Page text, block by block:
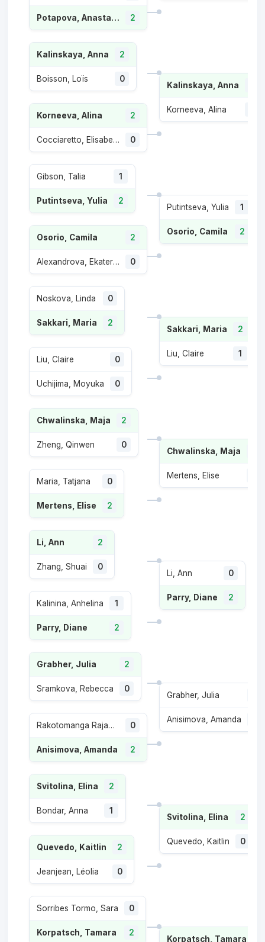
Potapova, Anastasia 2
Kalinskaya, Anna 2
Boisson, Loïs 0
Korneeva, Alina 2
Cocciaretto, Elisabetta 0
Gibson, Talia 1
Putintseva, Yulia 2
Osorio, Camila 2
Alexandrova, Ekaterina 0
Noskova, Linda 0
Sakkari, Maria 2
Liu, Claire 0
Uchijima, Moyuka 0
Chwalinska, Maja 2
Zheng, Qinwen 0
Maria, Tatjana 0
Mertens, Elise 2
Li, Ann 2
Zhang, Shuai 0
Kalinina, Anhelina 1
Parry, Diane 2
Grabher, Julia 2
Sramkova, Rebecca 0
Rakotomanga Rajaonah, Tiantsoa Sarah 0
Anisimova, Amanda 2
Svitolina, Elina 2
Bondar, Anna 1
Quevedo, Kaitlin 2
Jeanjean, Léolia 0
Sorribes Tormo, Sara 0
Korpatsch, Tamara 2
Kalinskaya, Anna
Korneeva, Alina
Putintseva, Yulia 1
Osorio, Camila 2
Sakkari, Maria 2
Liu, Claire 1
Chwalinska, Maja
Mertens, Elise
Li, Ann 0
Parry, Diane 2
Grabher, Julia
Anisimova, Amanda
Svitolina, Elina 2
Quevedo, Kaitlin 0
Korpatsch, Tamara